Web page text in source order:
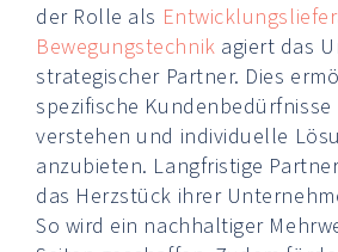
der Rolle als
Bewegungstechnik agiert das
strategischer Partner. Dies
spezifische Kundenbedürfnisse
verstehen und individuelle
anzubieten. Langfristige
das Herzstück ihrer
So wird ein nachhaltiger